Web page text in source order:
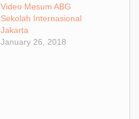
Video Mesum ABG
Sekolah Internasional
Jakarta
January 26, 2018